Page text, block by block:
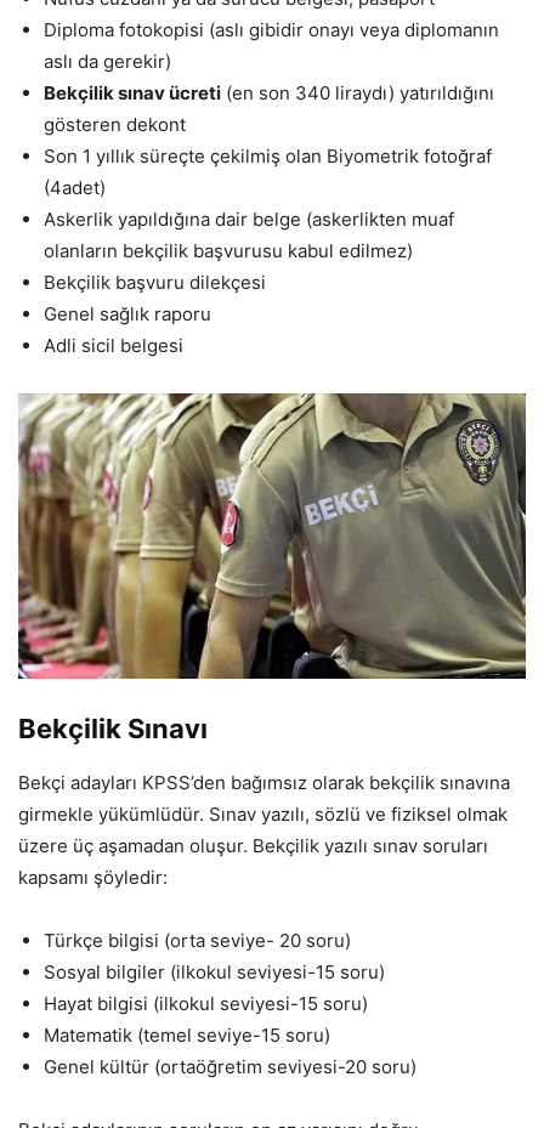
Diploma fotokopisi (aslı gibidir onayı veya diplomanın
aslı da gerekir)
Bekçilik sınav ücreti (en son 340 liraydı) yatırıldığını
gösteren dekont
Son 1 yıllık süreçte çekilmiş olan Biyometrik fotoğraf
(4adet)
Askerlik yapıldığına dair belge (askerlikten muaf
olanların bekçilik başvurusu kabul edilmez)
Bekçilik başvuru dilekçesi
Genel sağlık raporu
Adli sicil belgesi
Bekçilik Sınavı
Bekçi adayları KPSS’den bağımsız olarak bekçilik sınavına
girmekle yükümlüdür. Sınav yazılı, sözlü ve fiziksel olmak
üzere üç aşamadan oluşur. Bekçilik yazılı sınav soruları
kapsamı şöyledir:
Türkçe bilgisi (orta seviye- 20 soru)
Sosyal bilgiler (ilkokul seviyesi-15 soru)
Hayat bilgisi (ilkokul seviyesi-15 soru)
Matematik (temel seviye-15 soru)
Genel kültür (ortaöğretim seviyesi-20 soru)